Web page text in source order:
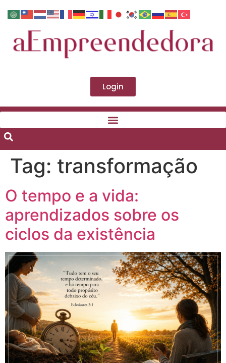
Login
Tag: transformação
O tempo e a vida:
aprendizados sobre os
ciclos da existência